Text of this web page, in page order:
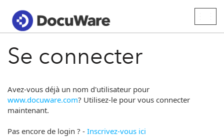
Se connecter
Avez-vous déjà un nom d'utilisateur pour
www.docuware.com? Utilisez-le pour vous connecter
maintenant.
Pas encore de login ? - Inscrivez-vous ici